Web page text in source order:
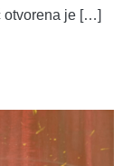
otvorena je […]